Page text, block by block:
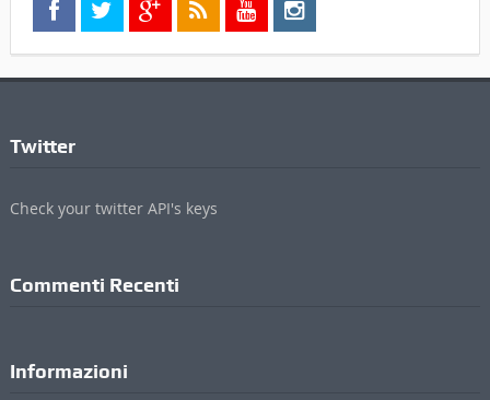
Twitter
Check your twitter API's keys
Commenti Recenti
Informazioni